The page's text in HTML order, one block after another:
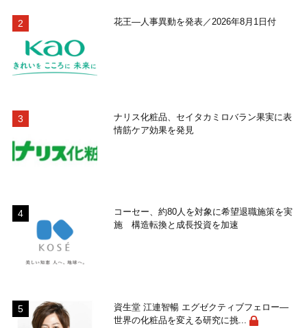
花王―人事異動を発表／2026年8月1日付
ナリス化粧品、セイタカミロバラン果実に表
情筋ケア効果を発見
コーセー、約80人を対象に希望退職施策を実
施 構造転換と成長投資を加速
資生堂 江連智暢 エグゼクティブフェロー―
世界の化粧品を変える研究に挑...